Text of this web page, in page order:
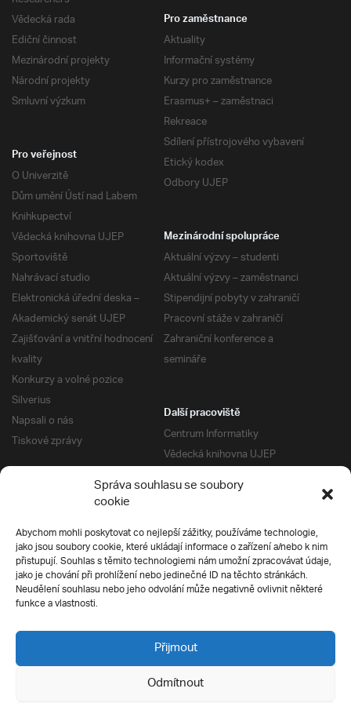
Správa souhlasu se soubory
cookie
Abychom mohli poskytovat co nejlepší zážitky, používáme technologie,
jako jsou soubory cookie, které ukládají informace o zařízení a/nebo k nim
přistupují. Souhlas s těmito technologiemi nám umožní zpracovávat údaje,
jako je chování při prohlížení nebo jedinečné ID na těchto stránkách.
Neudělení souhlasu nebo jeho odvolání může negativně ovlivnit některé
funkce a vlastnosti.
Přijmout
Odmítnout
Vědecká rada
Ediční činnost
Mezinárodní projekty
Národní projekty
Smluvní výzkum
Pro zaměstnance
Aktuality
Informační systémy
Kurzy pro zaměstnance
Erasmus+ – zaměstnaci
Rekreace
Sdílení přístrojového vybavení
Etický kodex
Odbory UJEP
Pro veřejnost
O Univerzitě
Dům umění Ústí nad Labem
Knihkupectví
Vědecká knihovna UJEP
Sportoviště
Nahrávací studio
Elektronická úřední deska –
Akademický senát UJEP
Zajišťování a vnitřní hodnocení
kvality
Konkurzy a volné pozice
Silverius
Napsali o nás
Tiskové zprávy
Mezinárodní spolupráce
Aktuální výzvy – studenti
Aktuální výzvy – zaměstnanci
Stipendijní pobyty v zahraničí
Pracovní stáže v zahraničí
Zahraniční konference a
semináře
Další pracoviště
Centrum Informatiky
Vědecká knihovna UJEP
Správa kolejí a menz
Univerzitní centrum podpory
Silverius
Pro uchazeče
Přijímací řízení
E-prihlaska
Přípravné kurzy
Ochrana soukromí